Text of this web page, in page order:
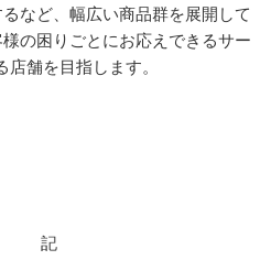
など、幅広い商品群を展開して
の困りごとにお応えできるサー
舗を目指します。
記